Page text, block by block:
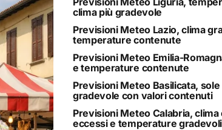
clima più gradevole
Previsioni Meteo Lazio, clima
temperature contenute
Previsioni Meteo Emilia-
e temperature contenute
Previsioni Meteo Basilicata,
gradevole con valori contenuti
Previsioni Meteo Calabria,
eccessi e temperature gradevoli